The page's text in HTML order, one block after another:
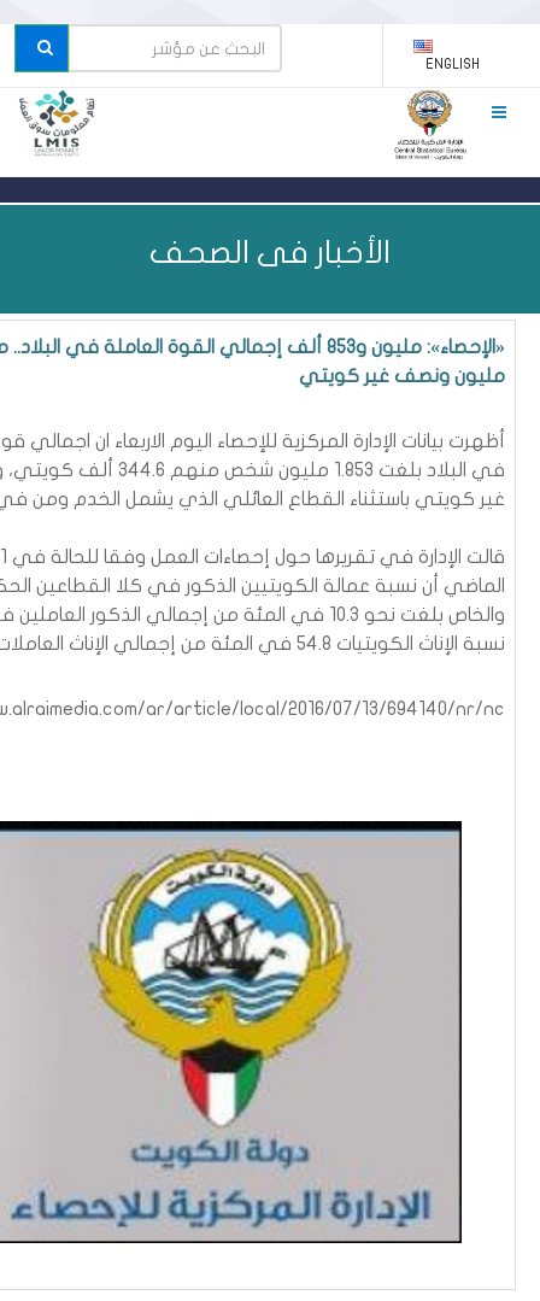
ENGLISH
الأخبار فى الصحف
«الإحصاء»: مليون و853 ألف إجمالي القوة العاملة في
مليون ونصف غير كويتي
أظهرت بيانات الإدارة المركزية للإحصاء اليوم الاربعاء ان اجمالي
غير كويتي باستثناء القطاع العائلي الذي يشمل الخدم
الماضي أن نسبة عمالة الكويتيين الذكور في كلا القطاعين
والخاص بلغت نحو 10.3 في المئة من إجمالي الذكور
نسبة الإناث الكويتيات 54.8 في المئة من إجمالي الإناث العاملات
ar/article/local/2016/07/13/694140/nr/nc